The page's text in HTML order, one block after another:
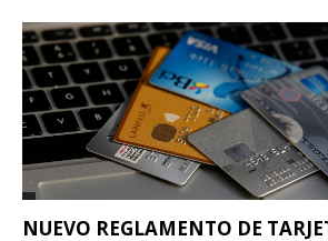
NUEVO REGLAMENTO DE